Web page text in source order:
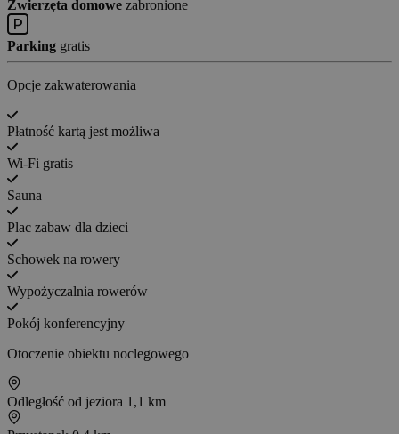
Zwierzęta domowe zabronione
Parking gratis
Opcje zakwaterowania
Płatność kartą jest możliwa
Wi-Fi gratis
Sauna
Plac zabaw dla dzieci
Schowek na rowery
Wypożyczalnia rowerów
Pokój konferencyjny
Otoczenie obiektu noclegowego
Odległość od jeziora 1,1 km